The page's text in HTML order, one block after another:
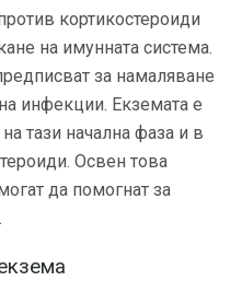
кортикостероиди
на имунната система.
за намаляване
инфекции. Екземата е
тази начална фаза и в
Освен това
да помогнат за